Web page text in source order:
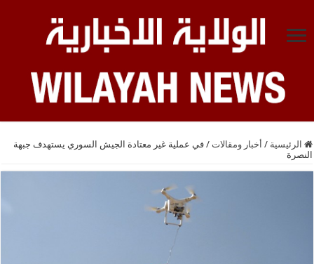
الرئيسية / أخبار ومقالات / في عملية غير معتادة الجيش السوري يستهدف جبهة
النصرة